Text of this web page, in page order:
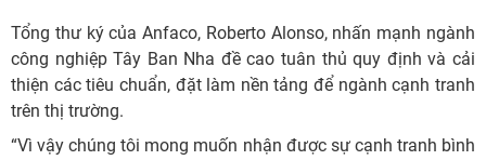
Tổng thư ký của Anfaco, Roberto Alonso, nhấn mạnh ngành
công nghiệp Tây Ban Nha đề cao tuân thủ quy định và cải
thiện các tiêu chuẩn, đặt làm nền tảng để ngành cạnh tranh
trên thị trường.
“Vì vậy chúng tôi mong muốn nhận được sự cạnh tranh bình